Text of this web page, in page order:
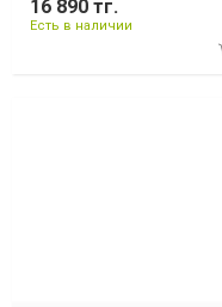
16 890 тг.
Есть в наличии